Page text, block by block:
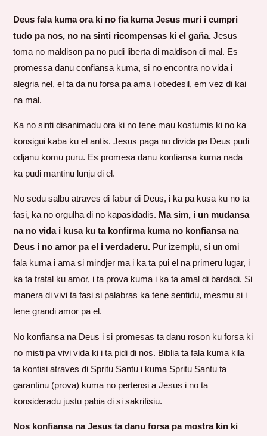
Deus fala kuma ora ki no fia kuma Jesus muri i cumpri
tudo pa nos, no na sinti ricompensas ki el gaña. Jesus
toma no maldison pa no pudi liberta di maldison di mal. Es
promessa danu confiansa kuma, si no encontra no vida i
alegria nel, el ta da nu forsa pa ama i obedesil, em vez di kai
na mal.
Ka no sinti disanimadu ora ki no tene mau kostumis ki no ka
konsigui kaba ku el antis. Jesus paga no divida pa Deus pudi
odjanu komu puru. Es promesa danu konfiansa kuma nada
ka pudi mantinu lunju di el.
No sedu salbu atraves di fabur di Deus, i ka pa kusa ku no ta
fasi, ka no orgulha di no kapasidadis. Ma sim, i un mudansa
na no vida i kusa ku ta konfirma kuma no konfiansa na
Deus i no amor pa el i verdaderu. Pur izemplu, si un omi
fala kuma i ama si mindjer ma i ka ta pui el na primeru lugar, i
ka ta tratal ku amor, i ta prova kuma i ka ta amal di bardadi. Si
manera di vivi ta fasi si palabras ka tene sentidu, mesmu si i
tene grandi amor pa el.
No konfiansa na Deus i si promesas ta danu roson ku forsa ki
no misti pa vivi vida ki i ta pidi di nos. Biblia ta fala kuma kila
ta kontisi atraves di Spritu Santu i kuma Spritu Santu ta
garantinu (prova) kuma no pertensi a Jesus i no ta
konsideradu justu pabia di si sakrifisiu.
Nos konfiansa na Jesus ta danu forsa pa mostra kin ki